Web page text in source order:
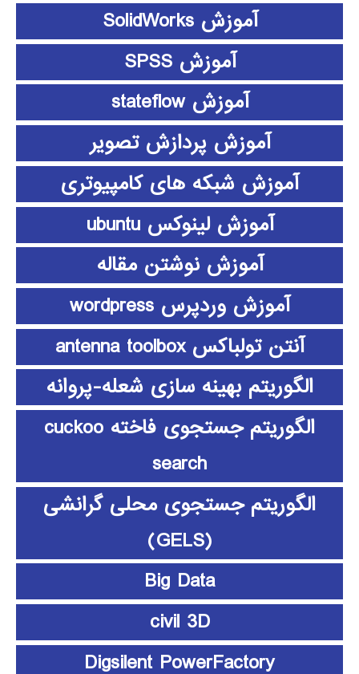
آموزش SolidWorks
آموزش SPSS
آموزش stateflow
آموزش پردازش تصویر
آموزش شبکه های کامپیوتری
آموزش لینوکس ubuntu
آموزش نوشتن مقاله
آموزش وردپرس wordpress
آنتن تولباکس antenna toolbox
الگوریتم بهینه سازی شعله-پروانه
الگوریتم جستجوی فاخته cuckoo
search
الگوریتم جستجوی محلی گرانشی
(GELS)
Big Data
civil 3D
Digsilent PowerFactory